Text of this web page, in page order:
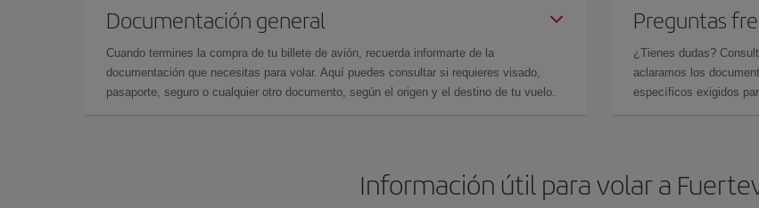
Documentación general
Cuando termines la compra de tu billete de avión, recuerda informarte de la
documentación que necesitas para volar. Aquí puedes consultar si requieres visado,
pasaporte, seguro o cualquier otro documento, según el origen y el destino de tu vuelo.
Preguntas
¿Tienes dudas?
aclaramos los
específicos exigidos
Información útil para volar a